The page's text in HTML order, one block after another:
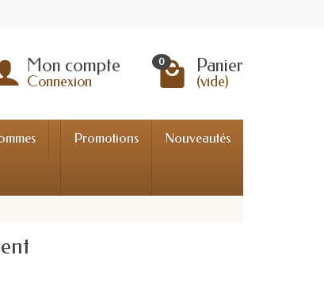
Mon compte
Connexion
0 Panier
(vide)
Promotions Nouveautés